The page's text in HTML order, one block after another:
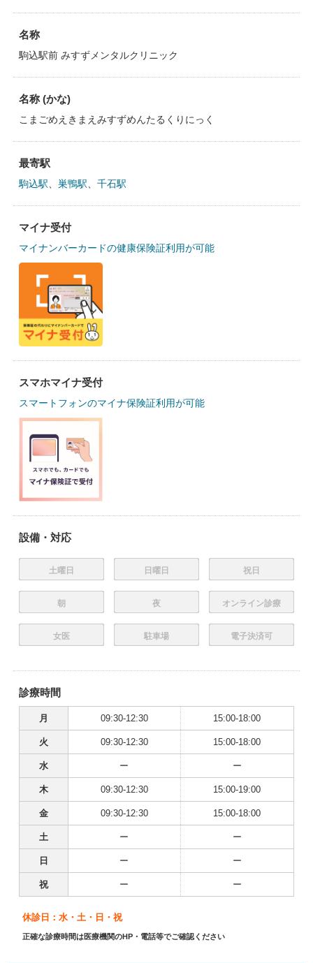
名称
駒込駅前 みすずメンタルクリニック
名称 (かな)
こまごめえきまえみすずめんたるくりにっく
最寄駅
駒込駅 巣鴨駅 千石駅
マイナ受付
マイナンバーカードの健康保険証利用が可能
スマホマイナ受付
スマートフォンのマイナ保険証利用が可能
設備・対応
土曜日 日曜日 祝日
朝 夜 オンライン診療
女医 駐車場 電子決済可
診療時間
月 09:30-12:30 15:00-18:00
火 09:30-12:30 15:00-18:00
水 ー ー
木 09:30-12:30 15:00-19:00
金 09:30-12:30 15:00-18:00
土 ー ー
日 ー ー
祝 ー ー
休診日：水・土・日・祝
正確な診療時間は医療機関のHP・電話等でご確認ください